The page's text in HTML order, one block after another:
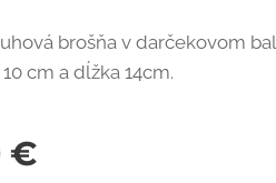
brošňa v darčekovom
cm a dĺžka 14cm.
€